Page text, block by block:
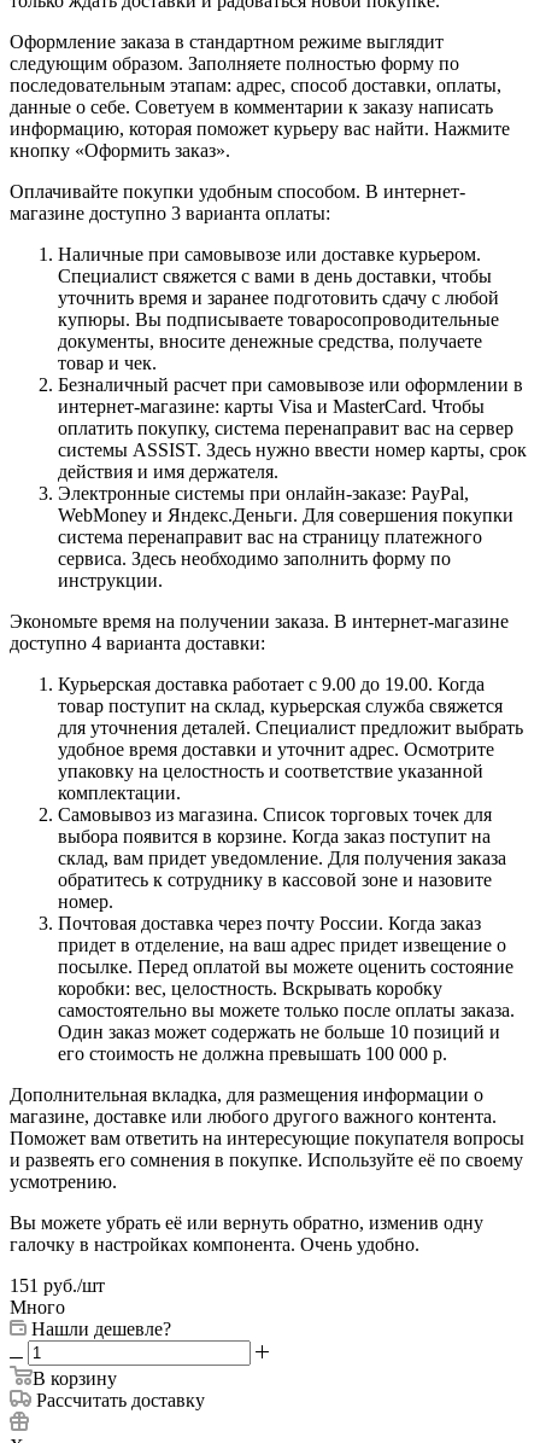
Оформление заказа в стандартном режиме выглядит
следующим образом. Заполняете полностью форму по
последовательным этапам: адрес, способ доставки, оплаты,
данные о себе. Советуем в комментарии к заказу написать
информацию, которая поможет курьеру вас найти. Нажмите
кнопку «Оформить заказ».
Оплачивайте покупки удобным способом. В интернет-
магазине доступно 3 варианта оплаты:
Наличные при самовывозе или доставке курьером.
Специалист свяжется с вами в день доставки, чтобы
уточнить время и заранее подготовить сдачу с любой
купюры. Вы подписываете товаросопроводительные
документы, вносите денежные средства, получаете
товар и чек.
Безналичный расчет при самовывозе или оформлении в
интернет-магазине: карты Visa и MasterCard. Чтобы
оплатить покупку, система перенаправит вас на сервер
системы ASSIST. Здесь нужно ввести номер карты, срок
действия и имя держателя.
Электронные системы при онлайн-заказе: PayPal,
WebMoney и Яндекс.Деньги. Для совершения покупки
система перенаправит вас на страницу платежного
сервиса. Здесь необходимо заполнить форму по
инструкции.
Экономьте время на получении заказа. В интернет-магазине
доступно 4 варианта доставки:
Курьерская доставка работает с 9.00 до 19.00. Когда
товар поступит на склад, курьерская служба свяжется
для уточнения деталей. Специалист предложит выбрать
удобное время доставки и уточнит адрес. Осмотрите
упаковку на целостность и соответствие указанной
комплектации.
Самовывоз из магазина. Список торговых точек для
выбора появится в корзине. Когда заказ поступит на
склад, вам придет уведомление. Для получения заказа
обратитесь к сотруднику в кассовой зоне и назовите
номер.
Почтовая доставка через почту России. Когда заказ
придет в отделение, на ваш адрес придет извещение о
посылке. Перед оплатой вы можете оценить состояние
коробки: вес, целостность. Вскрывать коробку
самостоятельно вы можете только после оплаты заказа.
Один заказ может содержать не больше 10 позиций и
его стоимость не должна превышать 100 000 р.
Дополнительная вкладка, для размещения информации о
магазине, доставке или любого другого важного контента.
Поможет вам ответить на интересующие покупателя вопросы
и развеять его сомнения в покупке. Используйте её по своему
усмотрению.
Вы можете убрать её или вернуть обратно, изменив одну
галочку в настройках компонента. Очень удобно.
151 руб./шт
Много
Нашли дешевле?
В корзину
Рассчитать доставку